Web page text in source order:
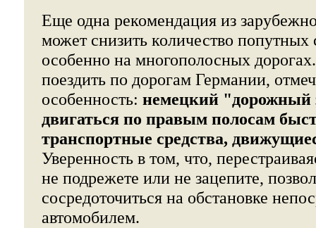
Еще одна рекомендация из
может снизить количество попутных
особенно на многополосных
поездить по дорогам Германии,
особенность: немецкий "дорожный
двигаться по правым полосам
транспортные средства,
Уверенность в том, что,
не подрежете или не зацепите,
сосредоточиться на обстановке
автомобилем.